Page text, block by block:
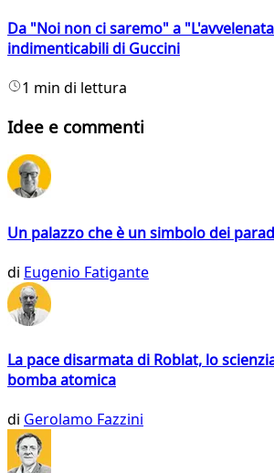
Da "Noi non ci saremo" a
indimenticabili di Guccini
1 min di lettura
Idee e commenti
Un palazzo che è un simbolo dei
di Eugenio Fatigante
La pace disarmata di Roblat, lo
bomba atomica
di Gerolamo Fazzini